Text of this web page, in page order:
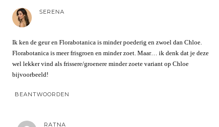
SERENA
Ik ken de geur en Florabotanica is minder poederig en zwoel dan Chloe.
Florabotanica is meer frisgroen en minder zoet. Maar… ik denk dat je deze
wel lekker vind als frissere/groenere minder zoete variant op Chloe
bijvoorbeeld!
BEANTWOORDEN
RATNA